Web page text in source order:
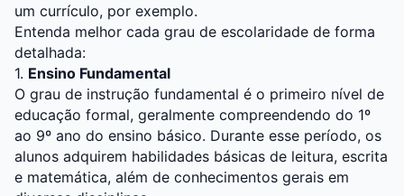
um currículo, por exemplo.
Entenda melhor cada grau de escolaridade de forma
detalhada:
1. Ensino Fundamental
O grau de instrução fundamental é o primeiro nível de
educação formal, geralmente compreendendo do 1º
ao 9º ano do ensino básico. Durante esse período, os
alunos adquirem habilidades básicas de leitura, escrita
e matemática, além de conhecimentos gerais em